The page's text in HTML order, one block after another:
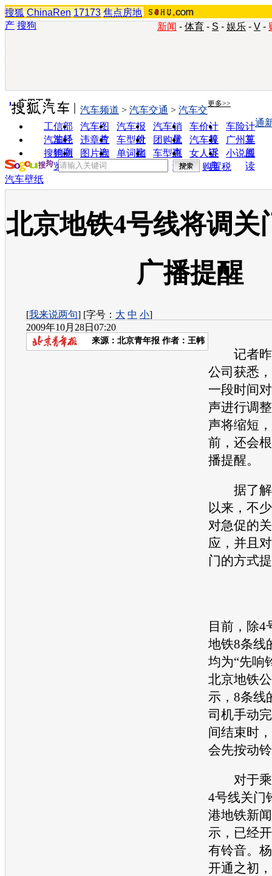
搜狐 ChinaRen 17173 焦点房地
产 搜狗 新闻 - 体育 - S - 娱乐 - V -
实用工具 更多>>
工信部
油耗
汽车图
片
汽车报
价
汽车销
量
车价计
算
车险计
算
汽车经
销商
违章查
询
车型对
比
团购优
惠
汽车投
诉
广州车
展
搜狗浏
览器
图片欣
赏
单词翻
车型查
询
女人宝
典
小说阅
读
汽车频道 > 汽车交通 > 汽车交
通
购置税
汽车壁纸
北京地铁4号线将调关
广播提醒
[我来说两句] [字号： 大 中 小]
2009年10月28日07:20
来源： 北京青年报 作者：王帏
记者昨
公司获悉
一段时间
声进行调
声将缩短
前，还会
播提醒。
据了解
以来，不
对急促的
应，并且
门的方式
目前，除4
地铁8条线
均为“先响
北京地铁
示，8条线
司机手动
间结束时
会先按动
对于乘
4号线关门
港地铁新
示，已经
有铃音。
开通之初